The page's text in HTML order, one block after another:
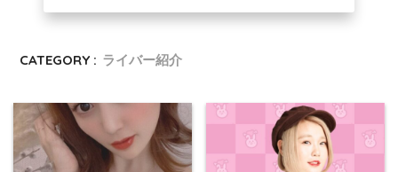
CATEGORY : ライバー紹介